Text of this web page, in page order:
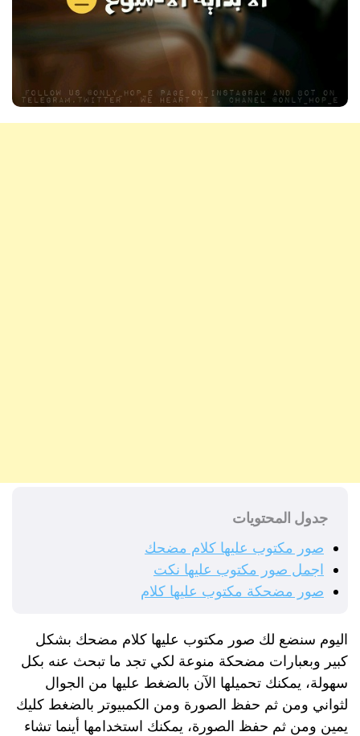
جدول المحتويات
صور مكتوب عليها كلام مضحك
اجمل صور مكتوب عليها نكت
صور مضحكة مكتوب عليها كلام
اليوم سنضع لك صور مكتوب عليها كلام مضحك بشكل
كبير وبعبارات مضحكة منوعة لكي تجد ما تبحث عنه بكل
سهولة، يمكنك تحميلها الآن بالضغط عليها من الجوال
لثواني ومن ثم حفظ الصورة ومن الكمبيوتر بالضغط كليك
يمين ومن ثم حفظ الصورة، يمكنك استخدامها أينما تشاء